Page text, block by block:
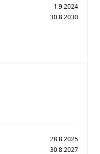
1.9.2024
30.8.2030
28.8.2025
30.8.2027